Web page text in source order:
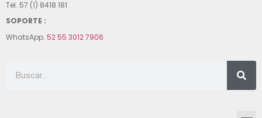
Tel. 57 (1) 8418 181
SOPORTE :
WhatsApp. 52 55 3012 7906